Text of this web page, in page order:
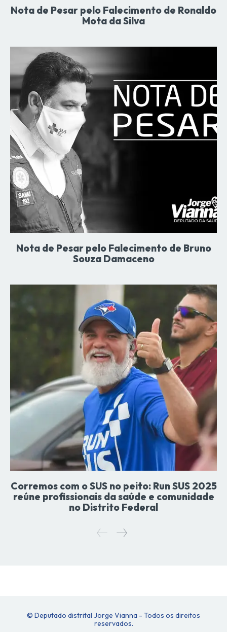
Nota de Pesar pelo Falecimento de Ronaldo
Mota da Silva
Nota de Pesar pelo Falecimento de Bruno
Souza Damaceno
Corremos com o SUS no peito: Run SUS 2025
reúne profissionais da saúde e comunidade
no Distrito Federal
© Deputado distrital Jorge Vianna - Todos os direitos
reservados.